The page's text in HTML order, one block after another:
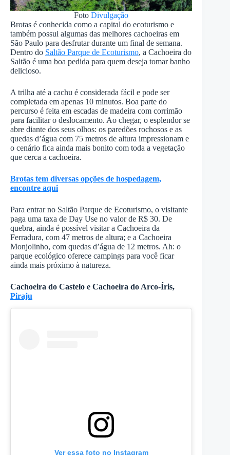
FotoDivulgação
Brotas é conhecida como a capital do ecoturismo e
também possui algumas das melhores cachoeiras em
São Paulo para desfrutar durante um final de semana.
Dentro do Saltão Parque de Ecoturismo, a Cachoeira do
Saltão é uma boa pedida para quem deseja tomar banho
delicioso.
A trilha até a cachu é considerada fácil e pode ser
completada em apenas 10 minutos. Boa parte do
percurso é feita em escadas de madeira com corrimão
para facilitar o deslocamento. Ao chegar, o esplendor se
abre diante dos seus olhos: os paredões rochosos e as
quedas d’água com 75 metros de altura impressionam e
o cenário fica ainda mais bonito com toda a vegetação
que cerca a cachoeira.
Brotas tem diversas opções de hospedagem,
encontre aqui
Para entrar no Saltão Parque de Ecoturismo, o visitante
paga uma taxa de Day Use no valor de R$ 30. De
quebra, ainda é possível visitar a Cachoeira da
Ferradura, com 47 metros de altura; e a Cachoeira
Monjolinho, com quedas d’água de 12 metros. Ah: o
parque ecológico oferece campings para você ficar
ainda mais próximo à natureza.
Cachoeira do Castelo e Cachoeira do Arco-Íris,
Piraju
Ver essa foto no Instagram